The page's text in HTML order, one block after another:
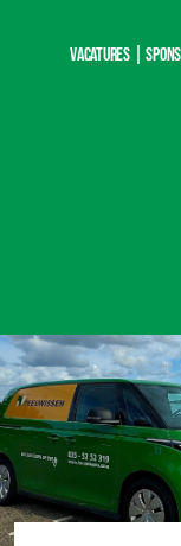
Vacatures |
Home
Nieuws
Teams